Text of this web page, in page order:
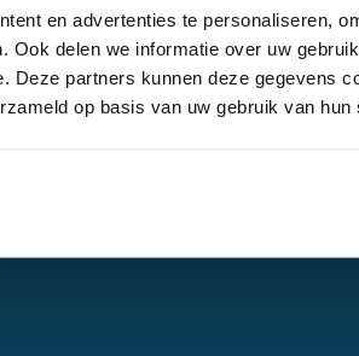
en advertenties te personaliseren,
Ook delen we informatie over uw
Deze partners kunnen deze gegevens
op basis van uw gebruik van hun
AANDACHTSGEBIEDEN
Contracteren
Conflicten